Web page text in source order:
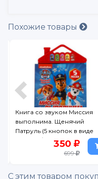
Похожие товары
Книга со звуком Миссия
выполнима. Щенячий
Патруль (5 кнопок в виде
крыши) / Умка350
699
С этим товаром